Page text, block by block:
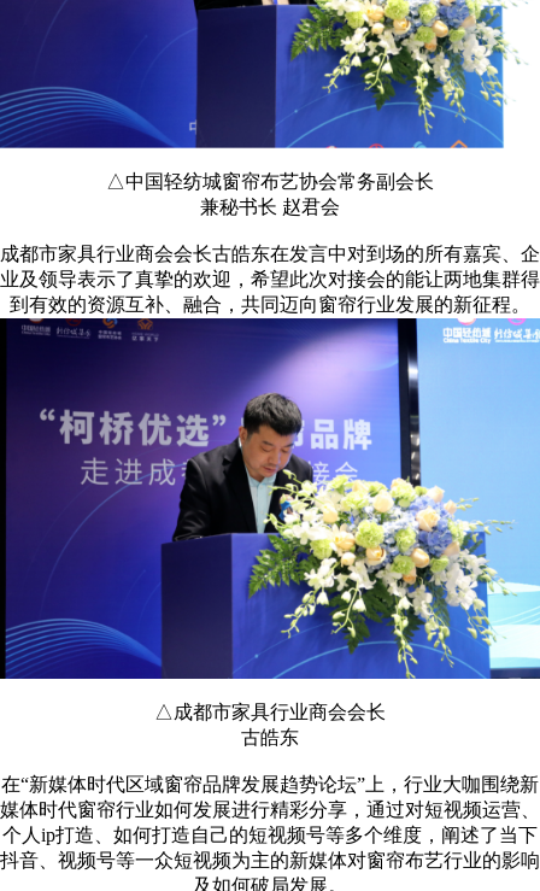
△中国轻纺城窗帘布艺协会常务副会长
兼秘书长 赵君会
成都市家具行业商会会长古皓东在发言中对到场的所有嘉宾、企
业及领导表示了真挚的欢迎，希望此次对接会的能让两地集群得
到有效的资源互补、融合，共同迈向窗帘行业发展的新征程。
△成都市家具行业商会会长
古皓东
在“新媒体时代区域窗帘品牌发展趋势论坛”上，行业大咖围绕新
媒体时代窗帘行业如何发展进行精彩分享，通过对短视频运营、
个人ip打造、如何打造自己的短视频号等多个维度，阐述了当下
抖音、视频号等一众短视频为主的新媒体对窗帘布艺行业的影响
及如何破局发展。